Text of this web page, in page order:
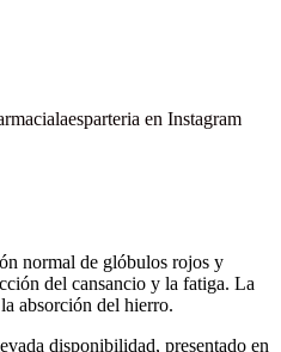
en Instagram
normal de glóbulos rojos y
del cansancio y la fatiga. La
absorción del hierro.
disponibilidad, presentado en